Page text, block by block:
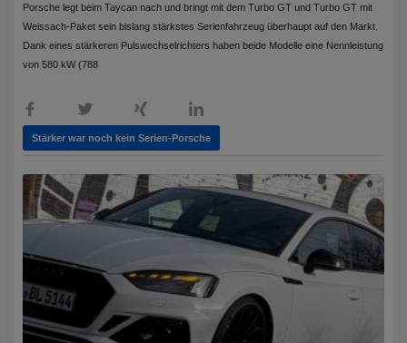
Porsche legt beim Taycan nach und bringt mit dem Turbo GT und Turbo GT mit
Weissach-Paket sein bislang stärkstes Serienfahrzeug überhaupt auf den Markt.
Dank eines stärkeren Pulswechselrichters haben beide Modelle eine Nennleistung
von 580 kW (788
Stärker war noch kein Serien-Porsche